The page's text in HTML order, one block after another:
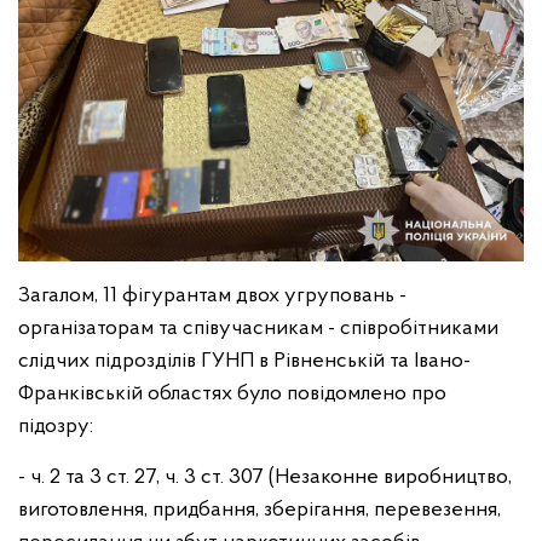
Загалом, 11 фігурантам двох угруповань -
організаторам та співучасникам - співробітниками
слідчих підрозділів ГУНП в Рівненській та Івано-
Франківській областях було повідомлено про
підозру:
- ч. 2 та 3 ст. 27, ч. 3 ст. 307 (Незаконне виробництво,
виготовлення, придбання, зберігання, перевезення,